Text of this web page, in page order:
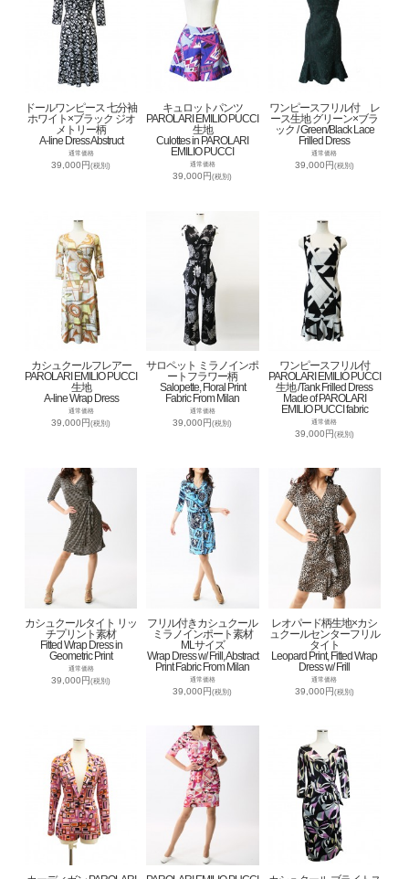
ドールワンピース 七分袖
ホワイト×ブラック ジオ
メトリー柄
A-line Dress Abstruct
通常価格
39,000円(税別)
キュロットパンツ
PAROLARI EMILIO PUCCI
生地
Culottes in PAROLARI
EMILIO PUCCI
通常価格
39,000円(税別)
ワンピースフリル付 レ
ース生地 グリーン×ブラ
ック / Green/Black Lace
Frilled Dress
通常価格
39,000円(税別)
カシュクールフレアー
PAROLARI EMILIO PUCCI
生地
A-line Wrap Dress
通常価格
39,000円(税別)
サロペット ミラノインポ
ートフラワー柄
Salopette, Floral Print
Fabric From Milan
通常価格
39,000円(税別)
ワンピースフリル付
PAROLARI EMILIO PUCCI
生地 /Tank Frilled Dress
Made of PAROLARI
EMILIO PUCCI fabric
通常価格
39,000円(税別)
カシュクールタイト リッ
チプリント素材
Fitted Wrap Dress in
Geometric Print
通常価格
39,000円(税別)
フリル付きカシュクール
ミラノインポート素材
MLサイズ
Wrap Dress w/ Frill, Abstract
Print Fabric From Milan
通常価格
39,000円(税別)
レオパード柄生地×カシ
ュクールセンターフリル
タイト
Leopard Print, Fitted Wrap
Dress w/ Frill
通常価格
39,000円(税別)